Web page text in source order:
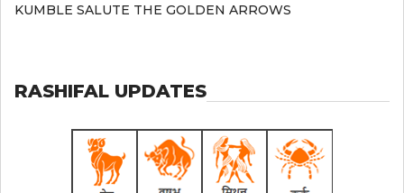
KUMBLE SALUTE THE GOLDEN ARROWS
RASHIFAL UPDATES